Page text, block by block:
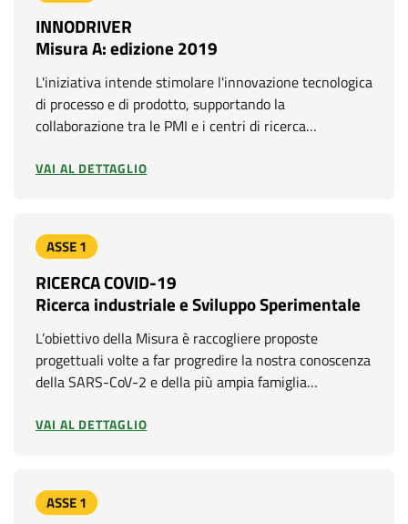
INNODRIVER
Misura A: edizione 2019
L'iniziativa intende stimolare l'innovazione tecnologica
di processo e di prodotto, supportando la
collaborazione tra le PMI e i centri di ricerca…
VAI AL DETTAGLIO
ASSE 1
RICERCA COVID-19
Ricerca industriale e Sviluppo Sperimentale
L’obiettivo della Misura è raccogliere proposte
progettuali volte a far progredire la nostra conoscenza
della SARS-CoV-2 e della più ampia famiglia…
VAI AL DETTAGLIO
ASSE 1